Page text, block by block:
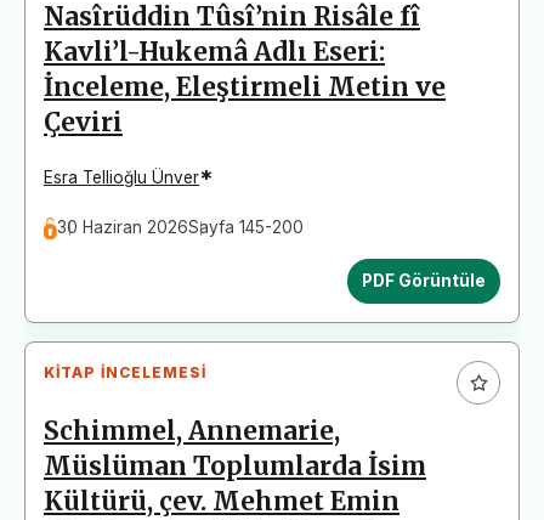
Nasîrüddin Tûsî’nin Risâle fî
Kavli’l-Hukemâ Adlı Eseri:
İnceleme, Eleştirmeli Metin ve
Çeviri
Esra Tellioğlu Ünver*
30 Haziran 2026Sayfa 145-200
PDF Görüntüle
KITAP İNCELEMESI
Schimmel, Annemarie,
Müslüman Toplumlarda İsim
Kültürü, çev. Mehmet Emin